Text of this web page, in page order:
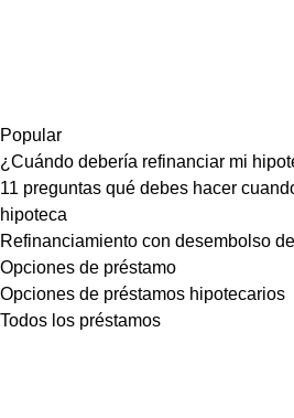
Popular
¿Cuándo debería refinanciar mi
11 preguntas qué debes hacer
hipoteca
Refinanciamiento con desembolso
Opciones de préstamo
Opciones de préstamos hipotecarios
Todos los préstamos